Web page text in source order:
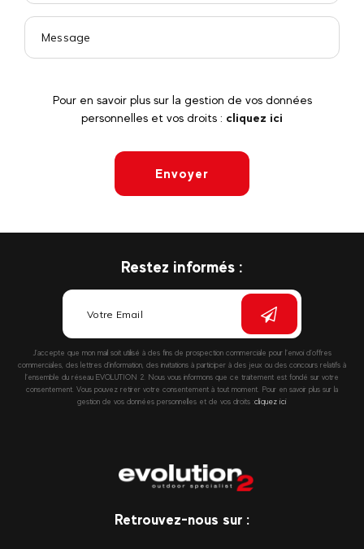
Pour en savoir plus sur la gestion de vos données
personnelles et vos droits : cliquez ici
Envoyer
Restez informés :
J’accepte que mon mail soit utilisé à des fins de prospection commerciale pour l’envoi d’offres
commerciales, des lettres d’information, des invitations à participer à des jeux ou des concours relatifs à
l’ensemble du réseau EVOLUTION 2. Nous vous informons que ce traitement est fondé sur votre
consentement. Vous pouvez retirer votre consentement à tout moment. Pour en savoir plus sur la
gestion de vos données personnelles et de vos droits :cliquez ici
Retrouvez-nous sur :